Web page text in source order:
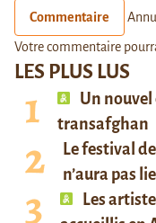
LES PLUS LUS
Un
transafghan
Le festival
n’aura pas
Les
Commentaire
Votre commentaire